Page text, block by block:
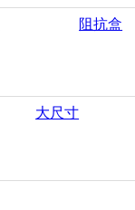
阻抗盒
大尺寸